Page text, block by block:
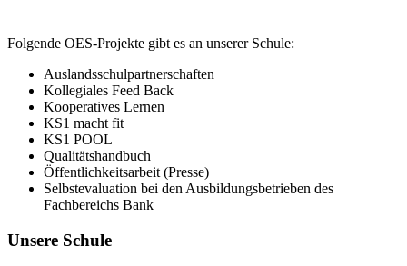
Folgende OES-Projekte gibt es an unserer Schule:
Auslandsschulpartnerschaften
Kollegiales Feed Back
Kooperatives Lernen
KS1 macht fit
KS1 POOL
Qualitätshandbuch
Öffentlichkeitsarbeit (Presse)
Selbstevaluation bei den Ausbildungsbetrieben des
Fachbereichs Bank
Unsere Schule